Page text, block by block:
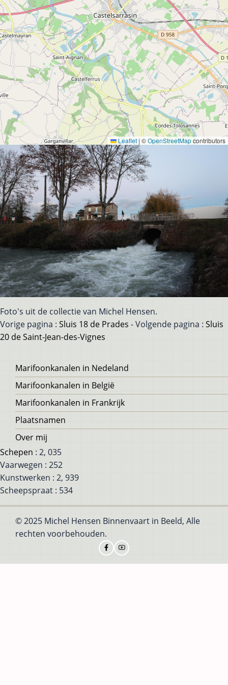
Leaflet | ©OpenStreetMapcontributors
Foto's uit de collectie van Michel Hensen.
Vorige pagina : Sluis 18 de Prades - Volgende pagina : Sluis
20 de Saint-Jean-des-Vignes
Voet
Marifoonkanalen in Nedeland
Marifoonkanalen in België
Marifoonkanalen in Frankrijk
Plaatsnamen
Over mij
Schepen : 2, 035
Vaarwegen : 252
Kunstwerken : 2, 939
Scheepspraat : 534
© 2025 Michel Hensen Binnenvaart in Beeld, Alle
rechten voorbehouden.